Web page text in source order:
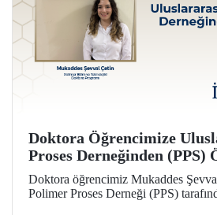
Doktora Öğrencimize
Proses Derneğinden (PPS)
Doktora öğrencimiz Mukaddes
Polimer Proses Derneği (PPS)